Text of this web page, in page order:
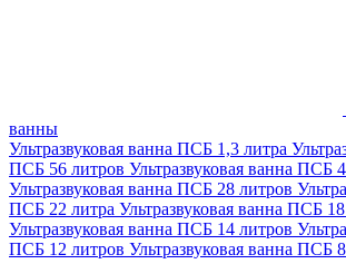
ванны
Ультразвуковая ванна ПСБ 1,3 литра
ПСБ 56 литров Ультразвуковая ванна ПСБ
Ультразвуковая ванна ПСБ 28 литров
ПСБ 22 литра Ультразвуковая ванна ПСБ
Ультразвуковая ванна ПСБ 14 литров
ПСБ 12 литров Ультразвуковая ванна ПСБ